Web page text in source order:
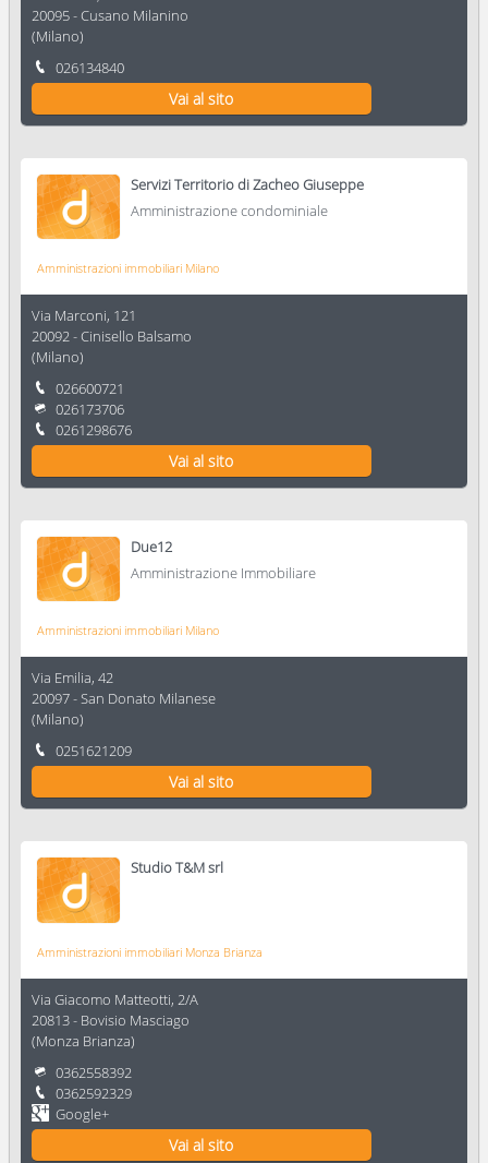
20095-Cusano Milanino
(Milano)
026134840
Vai al sito
Servizi Territorio di Zacheo Giuseppe
Amministrazione condominiale
Amministrazioni immobiliari Milano
Via Marconi, 121
20092-Cinisello Balsamo
(Milano)
026600721
026173706
0261298676
Vai al sito
Due12
Amministrazione Immobiliare
Amministrazioni immobiliari Milano
Via Emilia, 42
20097-San Donato Milanese
(Milano)
0251621209
Vai al sito
Studio T&M srl
Amministrazioni immobiliari Monza Brianza
Via Giacomo Matteotti, 2/A
20813- Bovisio Masciago
(Monza Brianza)
0362558392
0362592329
Google+
Vai al sito